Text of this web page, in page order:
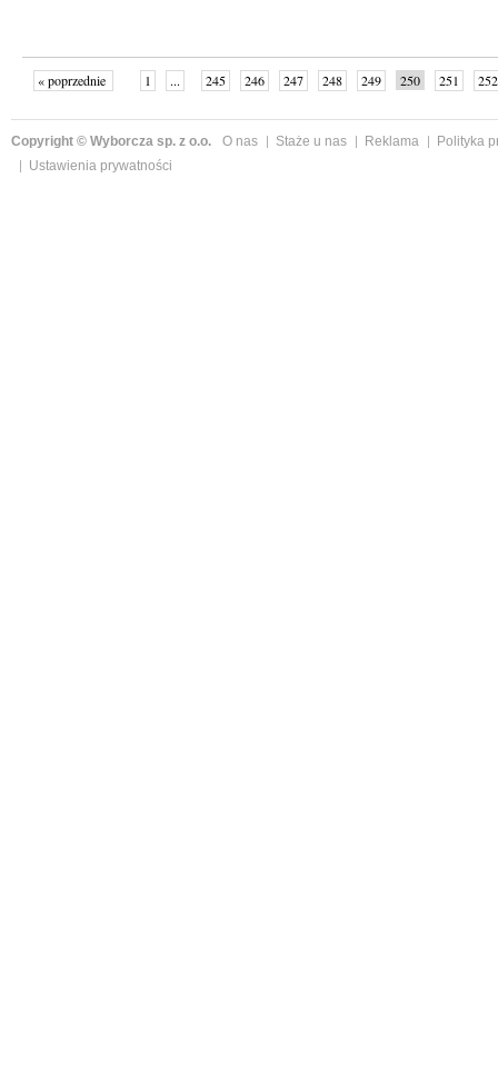
« poprzednie 1 ... 245 246 247 248 249 250 251
252
Copyright © Wyborcza sp. z o.o. O nas Staże u nas Reklama
Polityka
Ustawienia prywatności